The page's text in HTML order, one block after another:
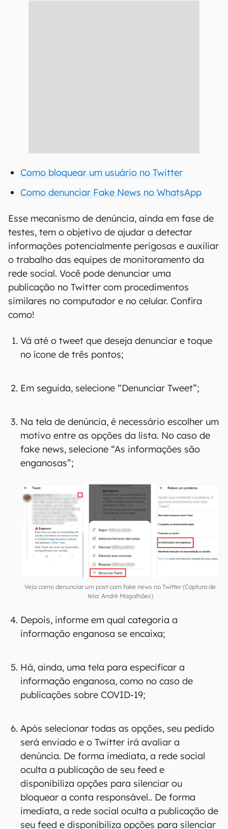
Como bloquear um usuário no Twitter
Como denunciar Fake News no WhatsApp
Esse mecanismo de denúncia, ainda em fase de
testes, tem o objetivo de ajudar a detectar
informações potencialmente perigosas e auxiliar
o trabalho das equipes de monitoramento da
rede social. Você pode denunciar uma
publicação no Twitter com procedimentos
similares no computador e no celular. Confira
como!
Vá até o tweet que deseja denunciar e toque
no ícone de três pontos;
Em seguida, selecione “Denunciar Tweet”;
Na tela de denúncia, é necessário escolher um
motivo entre as opções da lista. No caso de
fake news, selecione “As informações são
enganosas”;
Veja como denunciar um post com fake news no Twitter (Captura de
tela: André Magalhães)
Depois, informe em qual categoria a
informação enganosa se encaixa;
Há, ainda, uma tela para especificar a
informação enganosa, como no caso de
publicações sobre COVID-19;
Após selecionar todas as opções, seu pedido
será enviado e o Twitter irá avaliar a
denúncia. De forma imediata, a rede social
oculta a publicação de seu feed e
disponibiliza opções para silenciar ou
bloquear a conta responsável.. De forma
imediata, a rede social oculta a publicação de
seu feed e disponibiliza opções para silenciar